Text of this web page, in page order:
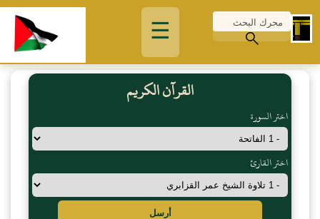
☰
القرآن الكريم
اختر السورة
اختر القارئ
أرسل